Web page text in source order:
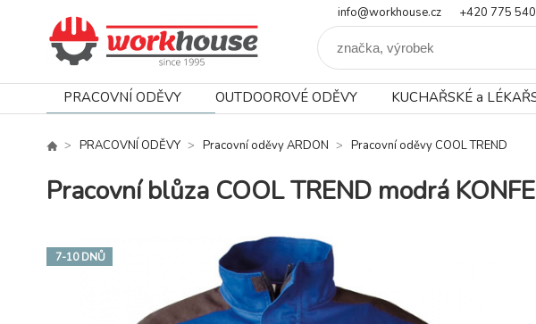
info@workhouse.cz +420 775
PRACOVNÍ ODĚVY OUTDOOROVÉ ODĚVY KUCHAŘSKÉ a
PRACOVNÍ ODĚVY Pracovní oděvy ARDON Pracovní oděvy COOL TREND
Pracovní blůza COOL TREND modrá
7-10 DNŮ